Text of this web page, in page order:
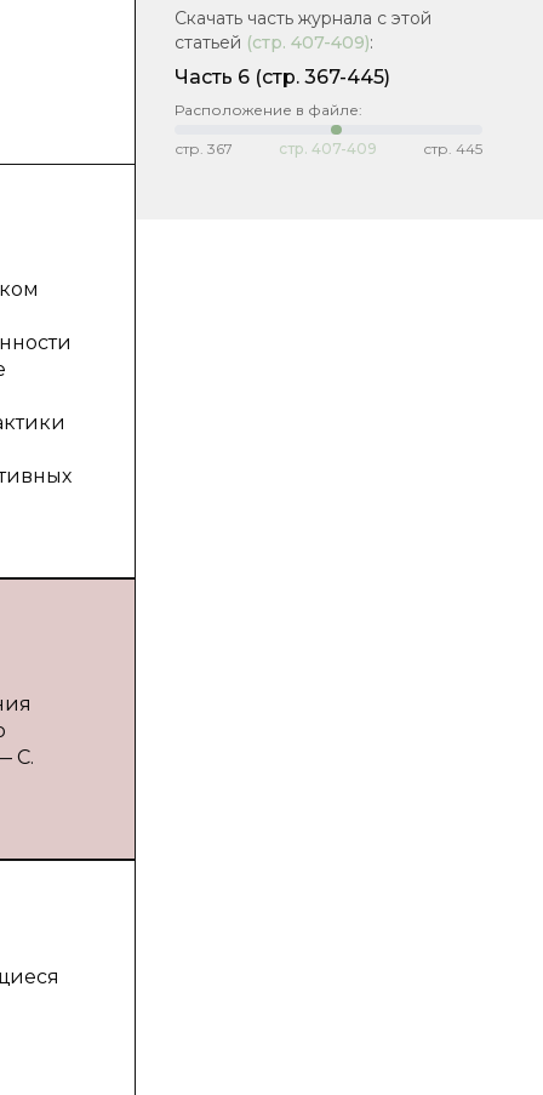
С.
Скачать часть журнала с этой
статьей (стр. 407-409):
Часть 6 (стр. 367-445)
Расположение в файле:
стр. 367 стр. 407-409 стр. 445